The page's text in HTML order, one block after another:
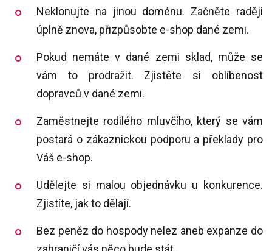
Neklonujte na jinou doménu. Začněte raději
úplně znova, přizpůsobte e-shop dané zemi.
Pokud nemáte v dané zemi sklad, může se
vám to prodražit. Zjistěte si oblíbenost
dopravců v dané zemi.
Zaměstnejte rodilého mluvčího, který se vám
postará o zákaznickou podporu a překlady pro
Váš e-shop.
Udělejte si malou objednávku u konkurence.
Zjistíte, jak to dělají.
Bez peněz do hospody nelez aneb expanze do